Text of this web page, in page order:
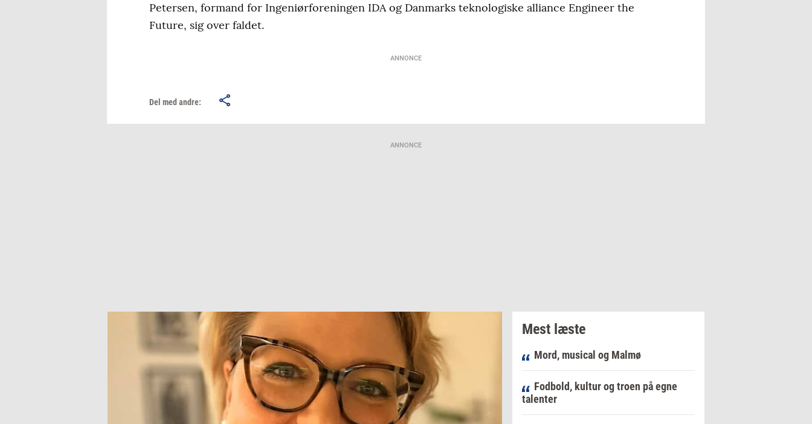
Petersen, formand for Ingeniørforeningen IDA og Danmarks teknologiske alliance Engineer the
Future, sig over faldet.
ANNONCE
Del med andre:
ANNONCE
Mest læste
Mord, musical og Malmø
Fodbold, kultur og troen på egne
talenter